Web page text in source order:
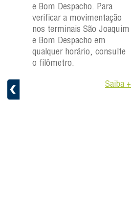
+
e Bom Despacho. Para
verificar a movimentação
nos terminais São Joaquim
e Bom Despacho em
qualquer horário, consulte
o filômetro.
Saiba +